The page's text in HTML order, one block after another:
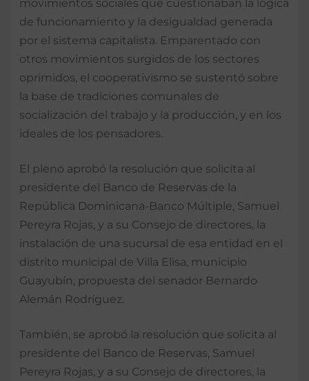
movimientos sociales que cuestionaban la lógica
de funcionamiento y la desigualdad generada
por el sistema capitalista. Emparentado con
otros movimientos surgidos de los sectores
oprimidos, el cooperativismo se sustentó sobre
la base de tradiciones comunales de
socialización del trabajo y la producción, y en los
ideales de los pensadores.
El pleno aprobó la resolución que solicita al
presidente del Banco de Reservas de la
República Dominicana-Banco Múltiple, Samuel
Pereyra Rojas, y a su Consejo de directores, la
instalación de una sucursal de esa entidad en el
distrito municipal de Villa Elisa, municipio
Guayubín, propuesta del senador Bernardo
Alemán Rodríguez.
También, se aprobó la resolución que solicita al
presidente del Banco de Reservas, Samuel
Pereyra Rojas, y a su Consejo de directores, la